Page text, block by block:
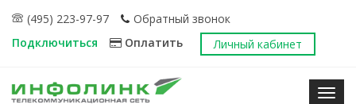
(495) 223-97-97
Обратный звонок
Подключиться
Оплатить Личный кабинет